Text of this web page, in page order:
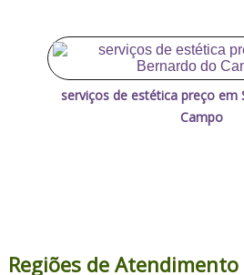
serviços de estética preço em
Campo
Regiões de Atendimento